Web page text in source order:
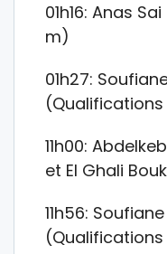
01h16: Anas
m)
01h27:
(Qualifications
11h00:
et El Ghali
11h56: